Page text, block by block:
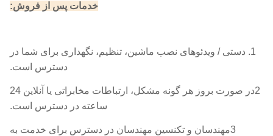
خدمات پس از فروش:
1. دستی / ویدئوهای نصب ماشین، تنظیم، نگهداری برای شما در
دسترس است.
2در صورت بروز هر گونه مشکل، ارتباطات مخابراتی یا آنلاین 24
ساعته در دسترس است.
3مهندسان و تکنسین مهندسان در دسترس برای خدمت به